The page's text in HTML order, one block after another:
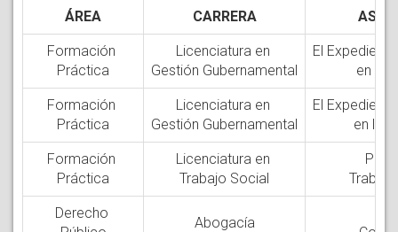
ÁREA CARRERA
Formación
Práctica
Licenciatura en
Gestión Gubernamental
El
en la
Formación
Práctica
Licenciatura en
Gestión Gubernamental
El
en la
Formación
Práctica
Licenciatura en
Trabajo Social
Derecho
Abogacía